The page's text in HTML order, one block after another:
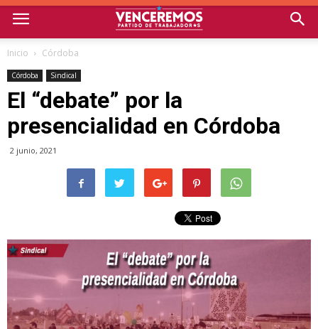
Inicio Córdoba
Córdoba Sindical
El “debate” por la
presencialidad en Córdoba
2 junio, 2021